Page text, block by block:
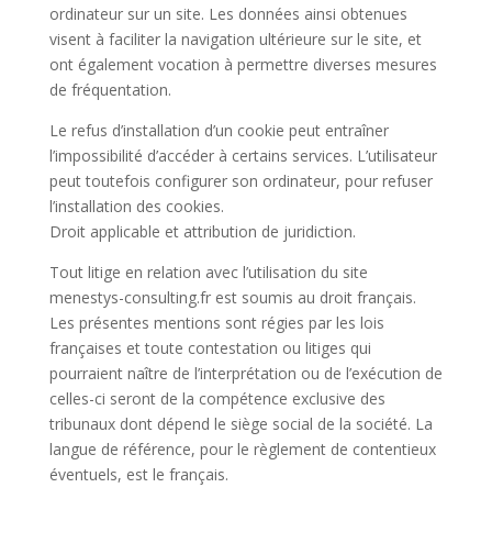
ordinateur sur un site. Les données ainsi obtenues
visent à faciliter la navigation ultérieure sur le site, et
ont également vocation à permettre diverses mesures
de fréquentation.
Le refus d’installation d’un cookie peut entraîner
l’impossibilité d’accéder à certains services. L’utilisateur
peut toutefois configurer son ordinateur, pour refuser
l’installation des cookies.
Droit applicable et attribution de juridiction.
Tout litige en relation avec l’utilisation du site
menestys-consulting.fr est soumis au droit français.
Les présentes mentions sont régies par les lois
françaises et toute contestation ou litiges qui
pourraient naître de l’interprétation ou de l’exécution de
celles-ci seront de la compétence exclusive des
tribunaux dont dépend le siège social de la société. La
langue de référence, pour le règlement de contentieux
éventuels, est le français.